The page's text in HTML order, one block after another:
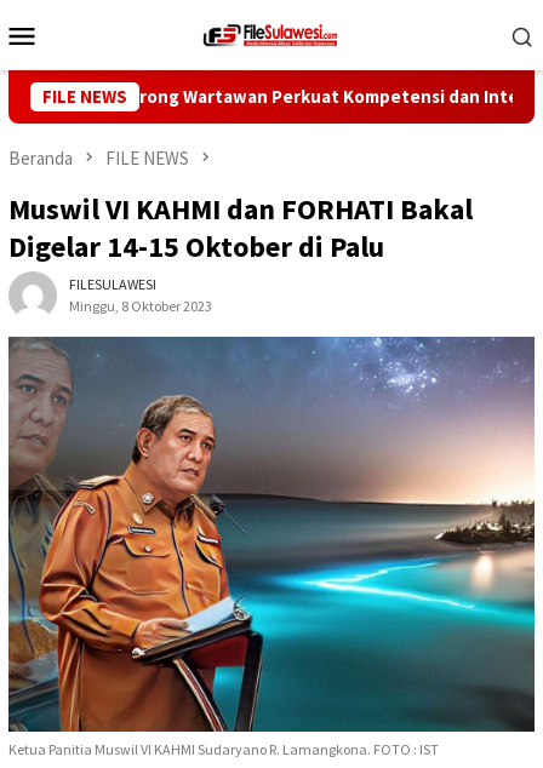
ke
Mobile
FILE NEWS
Pers Dorong Wartawan Perkuat Kompetensi dan Integritas di
Beranda FILE NEWS
Muswil VI KAHMI dan FORHATI Bakal
Digelar 14-15 Oktober di Palu
FILESULAWESI
Minggu, 8 Oktober 2023
Ketua Panitia Muswil VI KAHMI Sudaryano R. Lamangkona. FOTO : IST